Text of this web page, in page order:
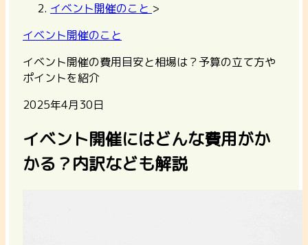
イベント開催のこと >
イベント開催のこと
イベント開催の費用目安と相場は？予算の立て方や
ポイントを紹介
2025年4月30日
イベント開催にはどんな費用がか
かる？内訳なども解説